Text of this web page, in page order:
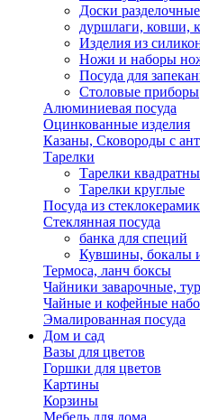
Доски разделочные
дуршлаги, ковши,
Изделия из
Ножи и наборы
Посуда для
Столовые приборы
Алюминиевая посуда
Оцинкованные изделия
Казаны, Сковороды с
Тарелки
Тарелки
Тарелки круглые
Посуда из
Стеклянная посуда
банка для специй
Кувшины, бокалы
Термоса, ланч боксы
Чайники заварочные,
Чайные и кофейные
Эмалированная посуда
Дом и сад
Вазы для цветов
Горшки для цветов
Картины
Корзины
Мебель для дома